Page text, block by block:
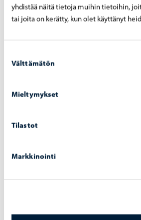
yhdistää näitä tietoja muihin tietoihin,
tai joita on kerätty, kun olet käyttänyt
valinta
Välttämätön
Mieltymykset
Tilastot
Markkinointi
Askola
Lapinjärvi
Porvoo